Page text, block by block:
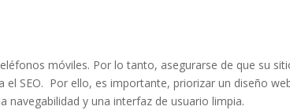
móviles. Por lo tanto, asegurarse de que su
SEO. Por ello, es importante, priorizar un diseño
navegabilidad y una interfaz de usuario limpia.